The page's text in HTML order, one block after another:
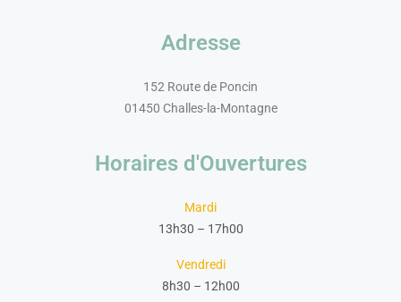
Adresse
152 Route de Poncin
01450 Challes-la-Montagne
Horaires d'Ouvertures
Mardi
13h30 – 17h00
Vendredi
8h30 – 12h00